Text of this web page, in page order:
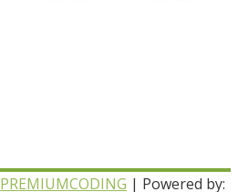
PREMIUMCODING | Powered by: